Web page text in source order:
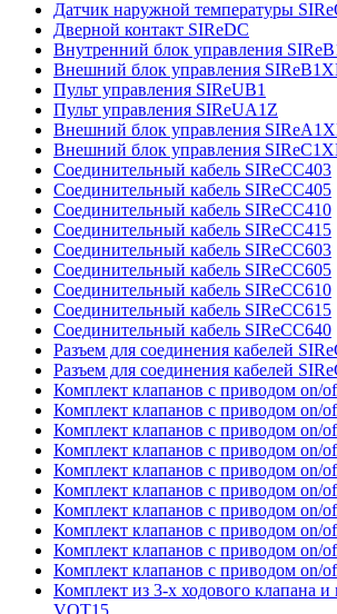
Датчик наружной температуры
Дверной контакт SIReDC
Внутренний блок управления
Внешний блок управления
Пульт управления SIReUB1
Пульт управления SIReUA1Z
Внешний блок управления
Внешний блок управления
Соединительный кабель SIReCC403
Соединительный кабель SIReCC405
Соединительный кабель SIReCC410
Соединительный кабель SIReCC415
Соединительный кабель SIReCC603
Соединительный кабель SIReCC605
Соединительный кабель SIReCC610
Соединительный кабель SIReCC615
Соединительный кабель SIReCC640
Разъем для соединения кабелей
Разъем для соединения кабелей
Комплект клапанов с приводом on/
Комплект клапанов с приводом on/
Комплект клапанов с приводом on/
Комплект клапанов с приводом on/
Комплект клапанов с приводом on/
Комплект клапанов с приводом on/
Комплект клапанов с приводом on/
Комплект клапанов с приводом on/
Комплект клапанов с приводом on/
Комплект клапанов с приводом on/
Комплект из 3-х ходового клапана